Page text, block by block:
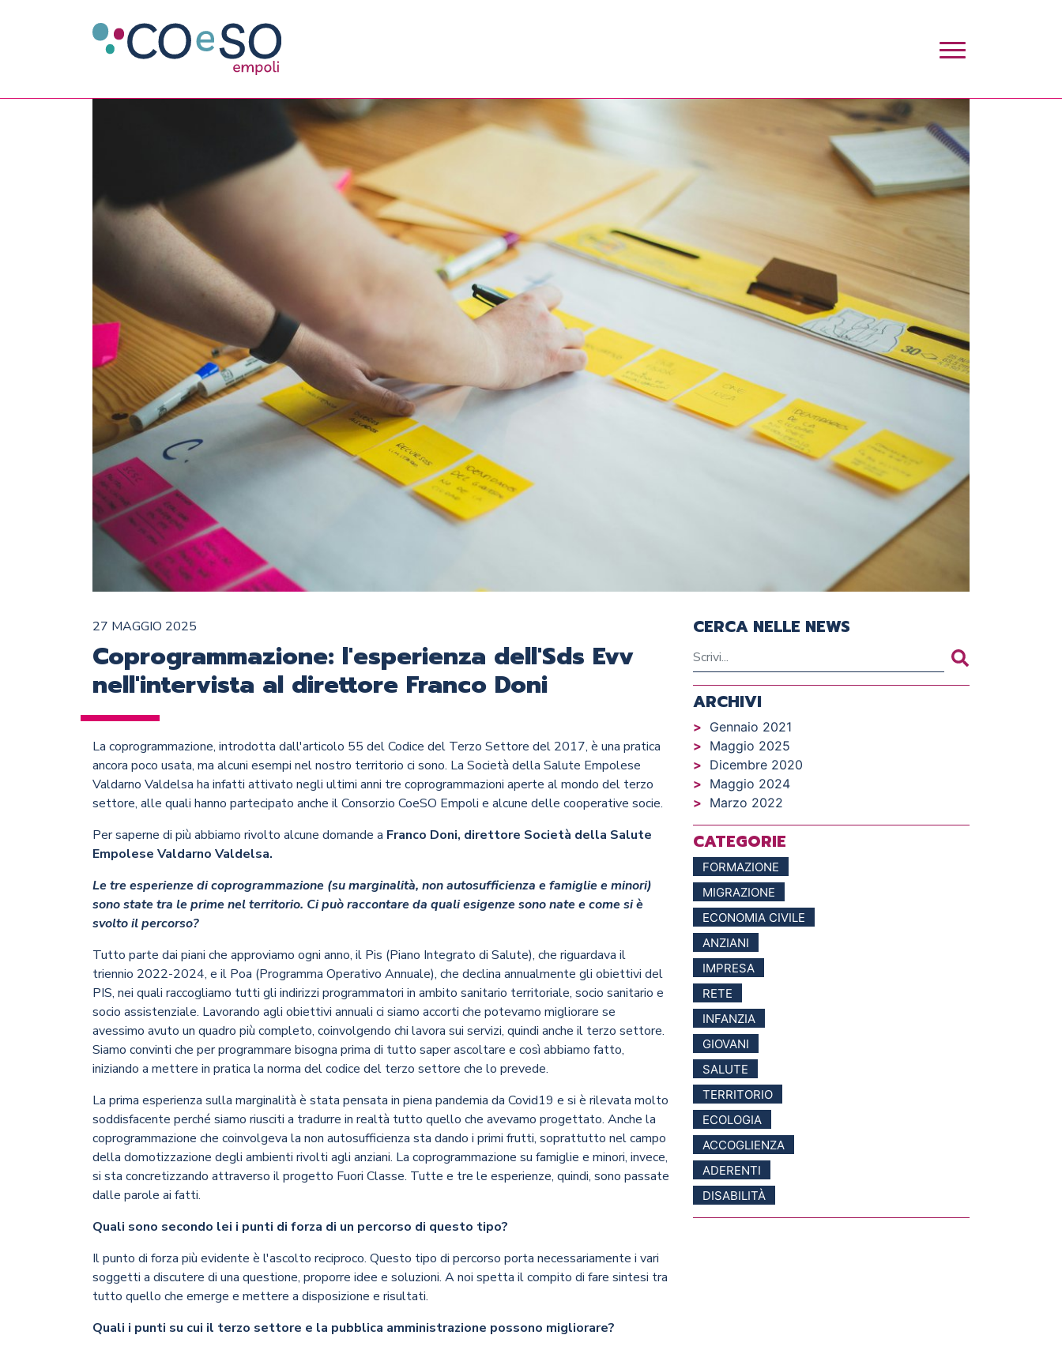
27 MAGGIO 2025
Coprogrammazione: l'esperienza dell'Sds Evv
nell'intervista al direttore Franco Doni
La coprogrammazione, introdotta dall'articolo 55 del Codice del Terzo Settore del 2017, è una pratica
ancora poco usata, ma alcuni esempi nel nostro territorio ci sono. La Società della Salute Empolese
Valdarno Valdelsa ha infatti attivato negli ultimi anni tre coprogrammazioni aperte al mondo del terzo
settore, alle quali hanno partecipato anche il Consorzio CoeSO Empoli e alcune delle cooperative socie.
Per saperne di più abbiamo rivolto alcune domande a Franco Doni, direttore Società della Salute
Empolese Valdarno Valdelsa.
Le tre esperienze di coprogrammazione (su marginalità, non autosufficienza e famiglie e minori)
sono state tra le prime nel territorio. Ci può raccontare da quali esigenze sono nate e come si è
svolto il percorso?
Tutto parte dai piani che approviamo ogni anno, il Pis (Piano Integrato di Salute), che riguardava il
triennio 2022-2024, e il Poa (Programma Operativo Annuale), che declina annualmente gli obiettivi del
PIS, nei quali raccogliamo tutti gli indirizzi programmatori in ambito sanitario territoriale, socio sanitario e
socio assistenziale. Lavorando agli obiettivi annuali ci siamo accorti che potevamo migliorare se
avessimo avuto un quadro più completo, coinvolgendo chi lavora sui servizi, quindi anche il terzo settore.
Siamo convinti che per programmare bisogna prima di tutto saper ascoltare e così abbiamo fatto,
iniziando a mettere in pratica la norma del codice del terzo settore che lo prevede.
La prima esperienza sulla marginalità è stata pensata in piena pandemia da Covid19 e si è rilevata molto
soddisfacente perché siamo riusciti a tradurre in realtà tutto quello che avevamo progettato. Anche la
coprogrammazione che coinvolgeva la non autosufficienza sta dando i primi frutti, soprattutto nel campo
della domotizzazione degli ambienti rivolti agli anziani. La coprogrammazione su famiglie e minori, invece,
si sta concretizzando attraverso il progetto Fuori Classe. Tutte e tre le esperienze, quindi, sono passate
dalle parole ai fatti.
Quali sono secondo lei i punti di forza di un percorso di questo tipo?
Il punto di forza più evidente è l'ascolto reciproco. Questo tipo di percorso porta necessariamente i vari
soggetti a discutere di una questione, proporre idee e soluzioni. A noi spetta il compito di fare sintesi tra
tutto quello che emerge e mettere a disposizione e risultati.
Quali i punti su cui il terzo settore e la pubblica amministrazione possono migliorare?
CERCA NELLE NEWS
ARCHIVI
Gennaio 2021
Maggio 2025
Dicembre 2020
Maggio 2024
Marzo 2022
CATEGORIE
FORMAZIONE
MIGRAZIONE
ECONOMIA CIVILE
ANZIANI
IMPRESA
RETE
INFANZIA
GIOVANI
SALUTE
TERRITORIO
ECOLOGIA
ACCOGLIENZA
ADERENTI
DISABILITÀ